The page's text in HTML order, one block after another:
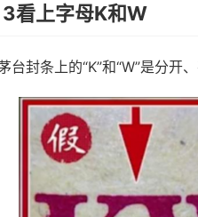
3看上字母K和W
台封条上的“K”和“W”是分开